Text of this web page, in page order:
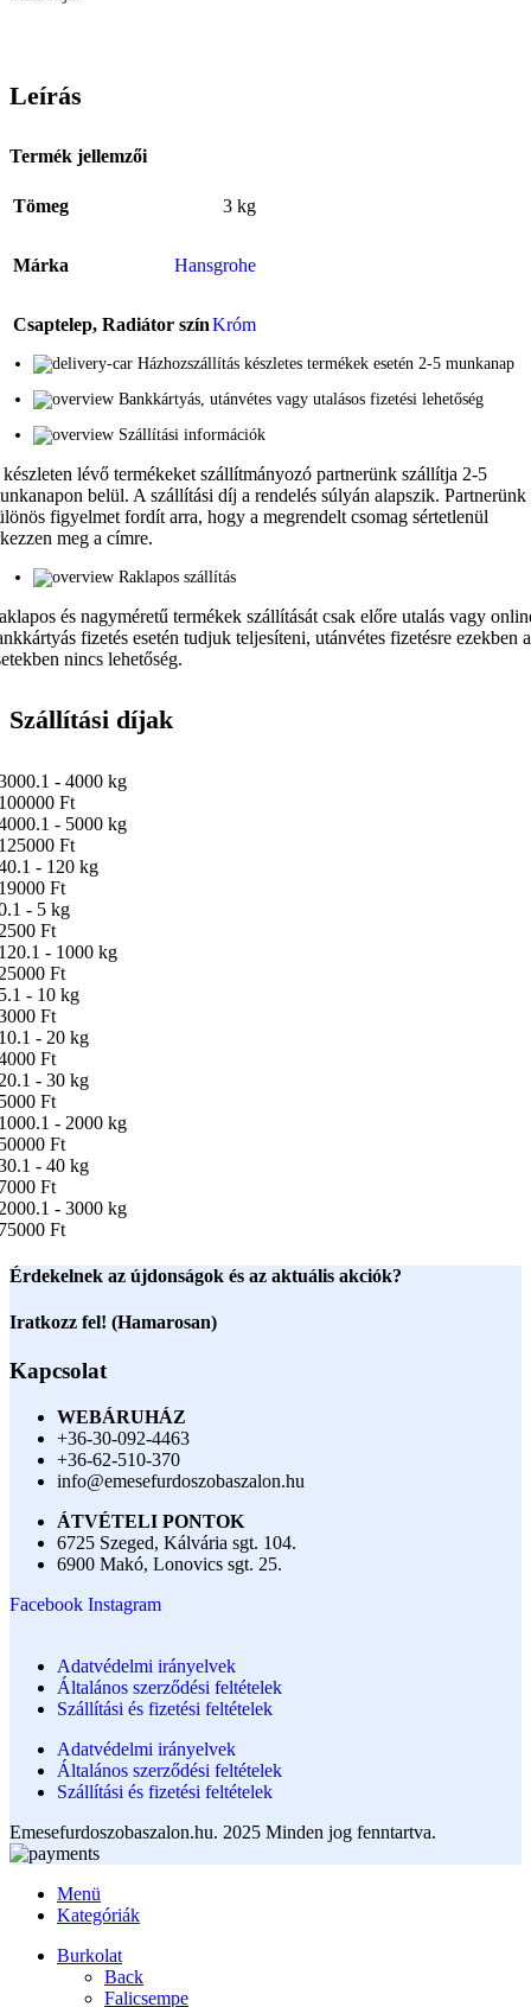
Leírás
Termék jellemzői
Tömeg 3 kg
Márka Hansgrohe
Csaptelep, Radiátor színKróm
Házhozszállítás készletes termékek esetén 2-5 munkanap
Bankkártyás, utánvétes vagy utalásos fizetési lehetőség
Szállítási információk
lévő termékeket szállítmányozó partnerünk szállítja 2-5
belül. A szállítási díj a rendelés súlyán alapszik. Partnerünk
figyelmet fordít arra, hogy a megrendelt csomag sértetlenül
meg a címre.
Raklapos szállítás
és nagyméretű termékek szállítását csak előre utalás vagy
fizetés esetén tudjuk teljesíteni, utánvétes fizetésre ezekben
nincs lehetőség.
Szállítási díjak
- 4000 kg
Ft
- 5000 kg
Ft
- 120 kg
Ft
- 5 kg
Ft
- 1000 kg
Ft
- 10 kg
Ft
- 20 kg
Ft
- 30 kg
Ft
- 2000 kg
Ft
- 40 kg
Ft
- 3000 kg
Ft
Érdekelnek az újdonságok és az aktuális akciók?
Iratkozz fel! (Hamarosan)
Kapcsolat
WEBÁRUHÁZ
+36-30-092-4463
+36-62-510-370
info@emesefurdoszobaszalon.hu
ÁTVÉTELI PONTOK
6725 Szeged, Kálvária sgt. 104.​
6900 Makó, Lonovics sgt. 25.
Facebook Instagram
Adatvédelmi irányelvek
Általános szerződési feltételek
Szállítási és fizetési feltételek
Adatvédelmi irányelvek
Általános szerződési feltételek
Szállítási és fizetési feltételek
Emesefurdoszobaszalon.hu. 2025 Minden jog fenntartva.
Menü
Kategóriák
Burkolat
Back
Falicsempe